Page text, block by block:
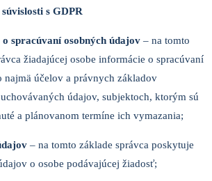
s GDPR
spracúvaní osobných údajov – na tomto
žiadajúcej osobe informácie o spracúvaní
najmä účelov a právnych základov
údajov, subjektoch, ktorým sú
a plánovanom termíne ich vymazania;
– na tomto základe správca poskytuje
o osobe podávajúcej žiadosť;